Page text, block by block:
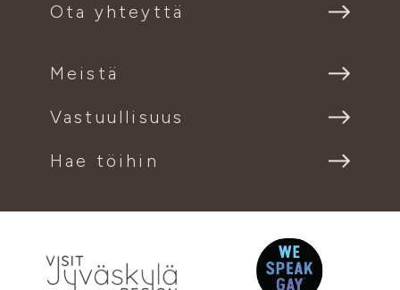
Ota yhteyttä
Meistä
Vastuullisuus
Hae töihin